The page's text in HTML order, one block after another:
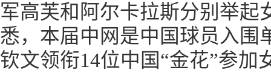
军高芙和阿尔卡拉斯分别举起
悉，本届中网是中国球员入围
钦文领衔14位中国“金花”参加